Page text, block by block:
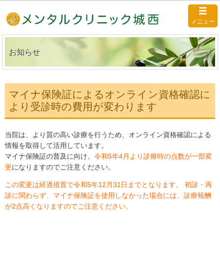
メニュー
お知らせ
マイナ保険証によるオンライン資格確認に
より受診時の費用が変わります
当院は、より質の高い診療を行うため、オンライン資格確認による
情報を取得して活用しています。
マイナ保険証の普及に向け、 令和5年4月より診療時の点数が一部変
更になりますのでご注意ください。
この変更は経過措置で令和5年12月31日までとなります。 初診・再
診に関わらず、マイナ保険証を使用しなかった場合には、診療報酬
が2点高くなりますのでご注意ください。